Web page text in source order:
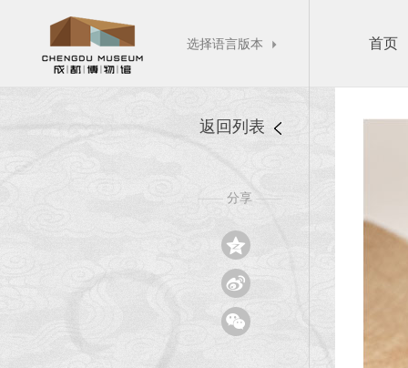
选择语言版本  首页
返回列表
—— 分享 ——


